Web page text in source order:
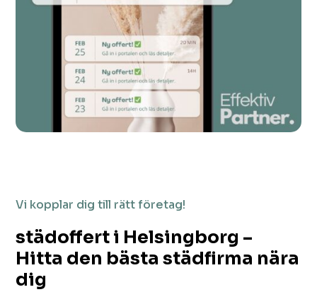
Vi kopplar dig till rätt företag!
städoffert i Helsingborg –
Hitta den bästa städfirma nära
dig